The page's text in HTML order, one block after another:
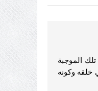
الموجبة
خلقه وكونه